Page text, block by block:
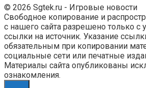
© 2026 Sgtek.ru - Игровые новости
Свободное копирование и
с нашего сайта разрешено только с
ссылки на источник. Указание
обязательным при копировании
социальные сети или печатные
Материалы сайта опубликованы
ознакомления.